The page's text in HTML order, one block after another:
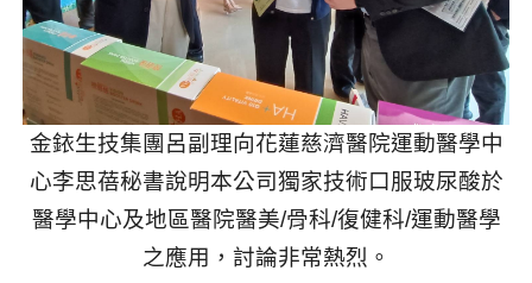
金銥生技集團呂副理向花蓮慈濟醫院運動醫學中
心李思蓓秘書說明本公司獨家技術口服玻尿酸於
醫學中心及地區醫院醫美/骨科/復健科/運動醫學
之應用，討論非常熱烈。